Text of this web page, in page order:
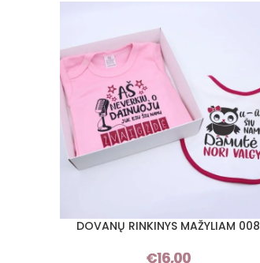
PASIRINKTI SAVYBES
DOVANŲ RINKINYS MAŽYLIAM 008
€16,00